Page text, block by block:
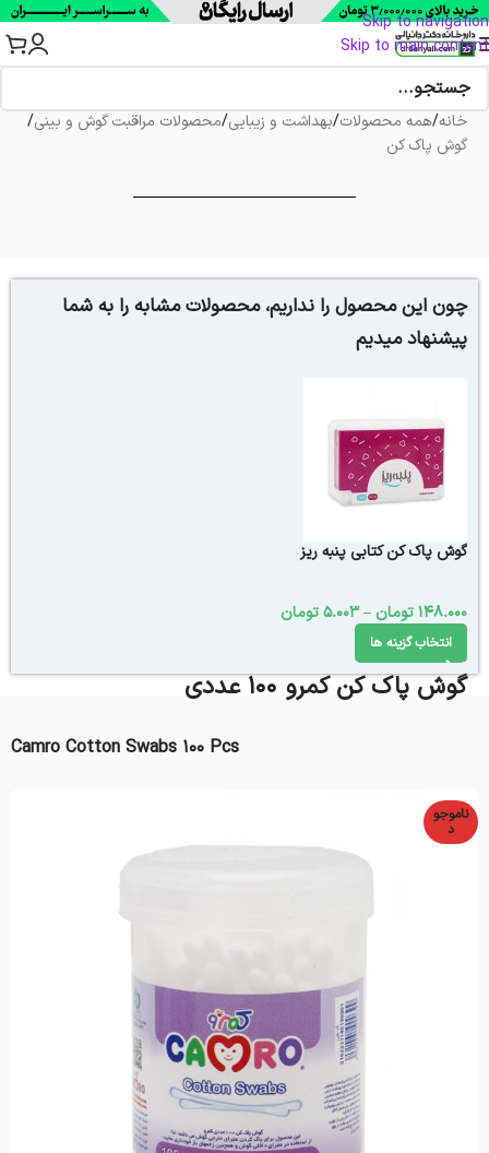
Skip to navigation
Skip to main content
خانه/همه محصولات/بهداشت و زیبایی/محصولات مراقبت گوش و بینی/
گوش پاک کن
چون این محصول را نداریم، محصولات مشابه را به شما
پیشنهاد میدیم
گوش پاک کن کتابی پنبه ریز
148.000تومان –
5.003تومان
انتخاب گزینه ها
گوش پاک کن کمرو 100 عددی
Camro Cotton Swabs 100 Pcs
ناموجو
د